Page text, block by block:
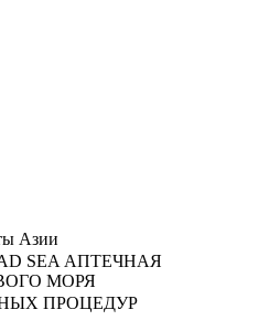
Азии
SEA АПТЕЧНАЯ
МОРЯ
ПРОЦЕДУР